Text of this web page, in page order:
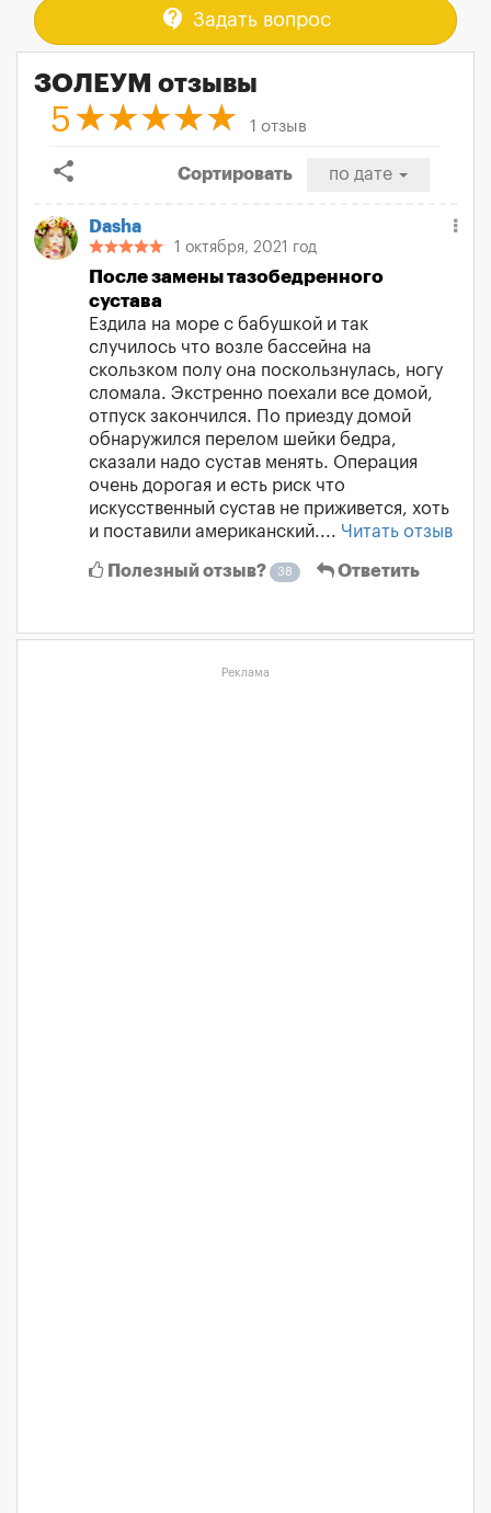
contact_support Задать вопрос
ЗОЛЕУМ отзывы
5 1 отзыв
share Сортировать по дате
Dasha
1 октября, 2021 год
После замены тазобедренного
сустава
Ездила на море с бабушкой и так
случилось что возле бассейна на
скользком полу она поскользнулась, ногу
сломала. Экстренно поехали все домой,
отпуск закончился. По приезду домой
обнаружился перелом шейки бедра,
сказали надо сустав менять. Операция
очень дорогая и есть риск что
искусственный сустав не приживется, хоть
и поставили американский.... Читать отзыв
Полезный отзыв? 38 Ответить
Реклама